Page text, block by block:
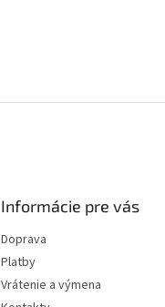
Informácie pre vás
Doprava
Platby
Vrátenie a výmena